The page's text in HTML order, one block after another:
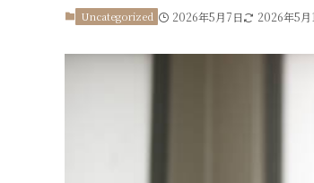
Uncategorized 2026年5月7日 2026年5月